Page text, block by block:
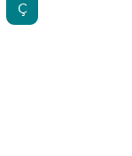
Ç